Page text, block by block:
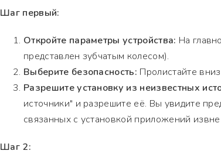
Шаг первый:
Откройте параметры устройства: На
представлен зубчатым колесом).
Выберите безопасность: Пролистайте
Разрешите установку из неизвестных
источники" и разрешите её. Вы увидите
связанных с установкой приложений
Шаг 2: